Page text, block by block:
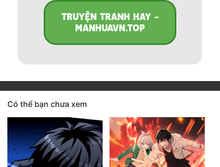
TRUYỆN TRANH HAY -
MANHUAVN.TOP
Có thể bạn chưa xem